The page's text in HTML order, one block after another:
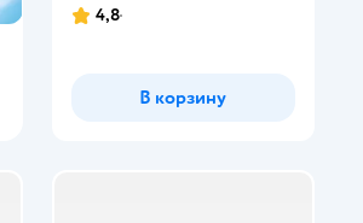
4,8
В корзину